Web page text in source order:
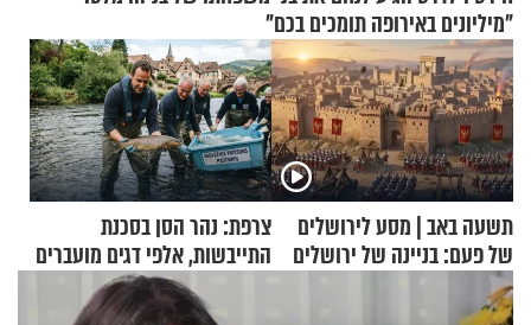
"מיליונים באירופה תומכים בכם"
תשעה באב | מסע לירושלים
של פעם: בניינה של ירושלים
צרפת: נהר הסן בסכנת
התייבשות, אלפי דגים מועברים
במבצעי חילוץ